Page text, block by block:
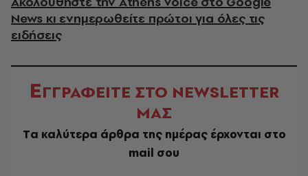
News κι ενημερωθείτε πρώτοι για όλες τις
ειδήσεις
ΕΓΓΡΑΦΕΙΤΕ ΣΤΟ NEWSLETTER
ΜΑΣ
Tα καλύτερα άρθρα της ημέρας έρχονται στο
mail σου